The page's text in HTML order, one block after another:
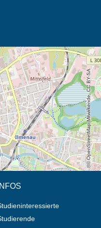
Tab (Karte)
© OpenStreetMap-Mitwirkende, CC BY-SA
INFOS